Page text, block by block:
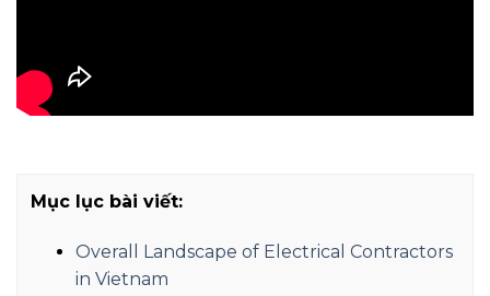
Mục lục bài viết:
Overall Landscape of Electrical Contractors
in Vietnam